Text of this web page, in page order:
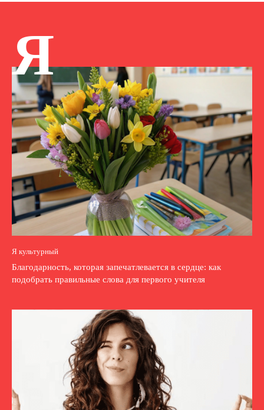
Я
Я культурный
Благодарность, которая запечатлевается в сердце: как
подобрать правильные слова для первого учителя